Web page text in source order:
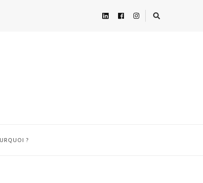
?